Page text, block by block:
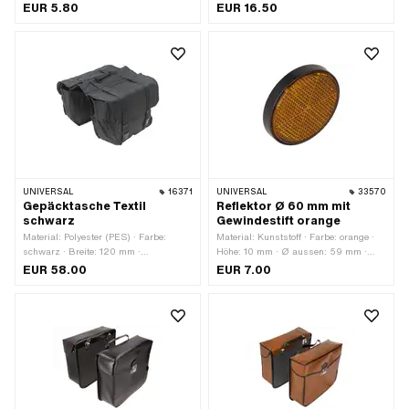
Breite: 36 mm · Höhe: 9 mm ·
EUR 5.80
mm · Gesamtlänge: 100 mm · Breite:
EUR 16.50
UNIVERSAL 16371
Gepäcktasche Textil
schwarz
Material: Polyester (PES) · Farbe:
schwarz · Breite: 120 mm ·
Gepäckträgerbreite (bis): 190 mm ·
EUR 58.00
UNIVERSAL 33570
Reflektor Ø 60 mm mit
Gewindestift orange
Material: Kunststoff · Farbe: orange ·
Höhe: 10 mm · Ø aussen: 59 mm ·
Befestigungsart: Muttern · Anzahl
EUR 7.00